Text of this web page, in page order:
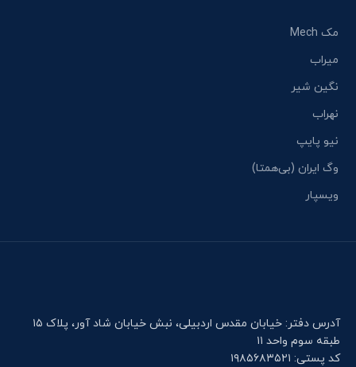
مک Mech
میراب
نگین شیر
نهراب
نیو پایپ
وگ ایران (بی‌همتا)
ویسپار
آدرس دفتر: خیابان مقدس اردبیلی، نبش خیابان شاد آور، پلاک ۱۵
طبقه سوم واحد ۱۱
کد پستی: ۱۹۸۵۶۸۳۵۲۱